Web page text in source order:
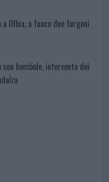
Olbia, a fuoco due furgoni
bombole, intervento dei